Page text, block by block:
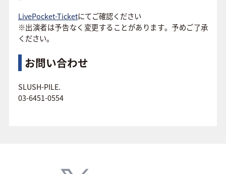
LivePocket-Ticketにてご確認ください
※出演者は予告なく変更することがあります。予めご了承
ください。
お問い合わせ
SLUSH-PILE.
03-6451-0554